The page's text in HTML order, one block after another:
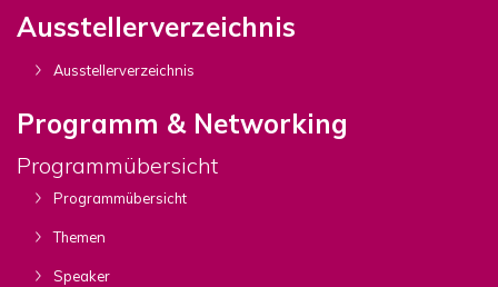
Ausstellerverzeichnis
Ausstellerverzeichnis
Programm & Networking
Programmübersicht
Programmübersicht
Themen
Speaker